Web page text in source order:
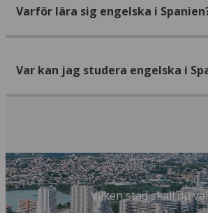
Varför lära sig engelska i
Var kan jag studera engelska i
Vilken stad skall du